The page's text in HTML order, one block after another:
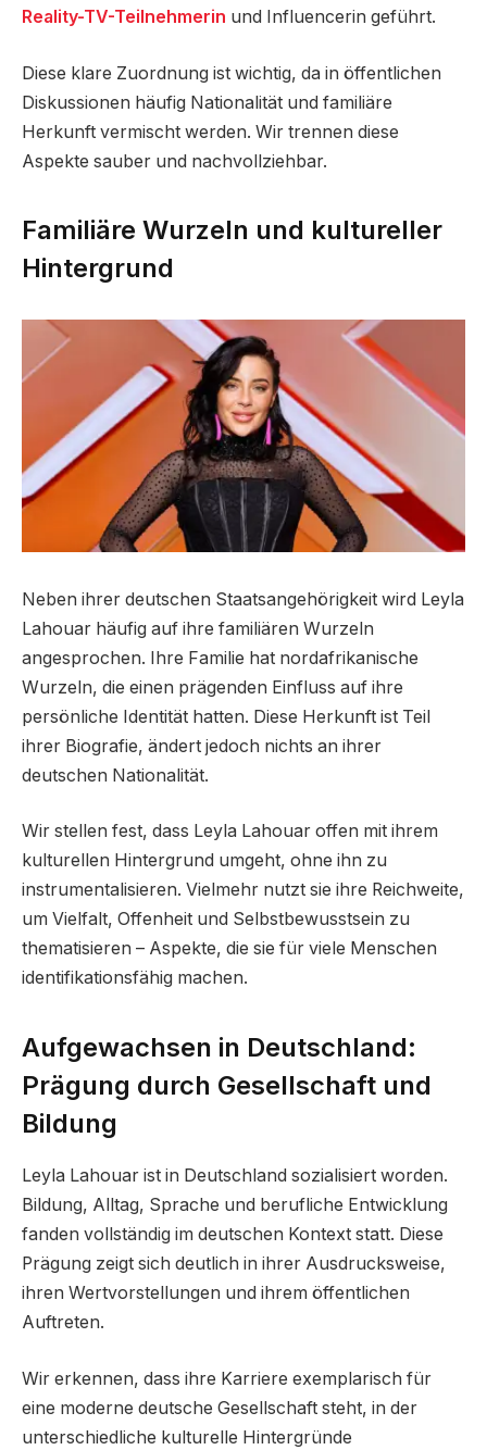
Reality-TV-Teilnehmerin und Influencerin geführt.
Diese klare Zuordnung ist wichtig, da in öffentlichen
Diskussionen häufig Nationalität und familiäre
Herkunft vermischt werden. Wir trennen diese
Aspekte sauber und nachvollziehbar.
Familiäre Wurzeln und kultureller
Hintergrund
Neben ihrer deutschen Staatsangehörigkeit wird Leyla
Lahouar häufig auf ihre familiären Wurzeln
angesprochen. Ihre Familie hat nordafrikanische
Wurzeln, die einen prägenden Einfluss auf ihre
persönliche Identität hatten. Diese Herkunft ist Teil
ihrer Biografie, ändert jedoch nichts an ihrer
deutschen Nationalität.
Wir stellen fest, dass Leyla Lahouar offen mit ihrem
kulturellen Hintergrund umgeht, ohne ihn zu
instrumentalisieren. Vielmehr nutzt sie ihre Reichweite,
um Vielfalt, Offenheit und Selbstbewusstsein zu
thematisieren – Aspekte, die sie für viele Menschen
identifikationsfähig machen.
Aufgewachsen in Deutschland:
Prägung durch Gesellschaft und
Bildung
Leyla Lahouar ist in Deutschland sozialisiert worden.
Bildung, Alltag, Sprache und berufliche Entwicklung
fanden vollständig im deutschen Kontext statt. Diese
Prägung zeigt sich deutlich in ihrer Ausdrucksweise,
ihren Wertvorstellungen und ihrem öffentlichen
Auftreten.
Wir erkennen, dass ihre Karriere exemplarisch für
eine moderne deutsche Gesellschaft steht, in der
unterschiedliche kulturelle Hintergründe